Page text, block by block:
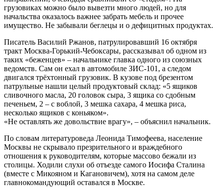
грузовиках можно было вывезти много людей, но для
начальства оказалось важнее забрать мебель и прочее
имущество. Не забывали беглецы и о дефицитных продуктах.
Писатель Василий Ржанов, патрулировавший 16 октября
тракт Москва-Горький-Чебоксары, рассказывал об одном из
таких «беженцев» – начальнике главка одного из союзных
ведомств. Сам он ехал в автомобиле ЗИС-101, а следом
двигался трёхтонный грузовик. В кузове под брезентом
патрульные нашли целый продуктовый склад: «5 ящиков
сливочного масла, 20 головок сыра, 3 ящика со сдобным
печеньем, 2 – с воблой, 3 мешка сахара, 4 мешка риса,
несколько ящиков с коньяком».
«Не оставлять же довольствие врагу», – объяснил начальник.
По словам литературоведа Леонида Тимофеева, население
Москвы не скрывало презрительного и враждебного
отношения к руководителям, которые массово бежали из
столицы. Ходили слухи об отъезде самого Иосифа Сталина
(вместе с Микояном и Кагановичем), хотя на самом деле
главнокомандующий оставался в Москве.